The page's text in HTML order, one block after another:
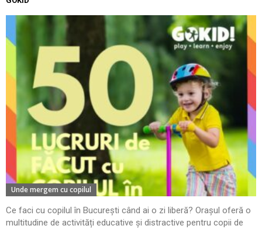
Unde mergem cu copilul
Ce faci cu copilul în București când ai o zi liberă? Orașul oferă o
multitudine de activități educative și distractive pentru copii de